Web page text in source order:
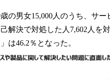
歳の男女15,000人のうち、サ
解決で対処した人7,602人を
は46.2％となった。